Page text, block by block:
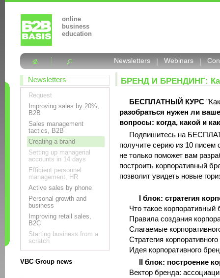
online
business
education
Newsletters | Webinars |
Newsletters
Request
Improving sales by 20%,
B2B
Sales management
tactics, B2B
Creating a brand
Setting up managerial
accounts in 14 days
Efficient personnel
management, HR
Active sales by phone
Personal growth and
business
Improving retail sales,
B2C
Starting business from a
scratch
VBC Group news
БРЕНД И БРЕНДИНГ:
БЕСПЛАТНЫЙ КУРС
разобраться нужен ли
вопросы: когда, какой и
Подпишитесь на
получите серию из 10 писем
не только поможет вам
построить корпоративный
позволит увидеть новые
I блок: стратегия
Что такое корпоративный
Правила создания
Слагаемые
Стратегия
Идея корпоративного
II блок: построение
Вектор бренда: